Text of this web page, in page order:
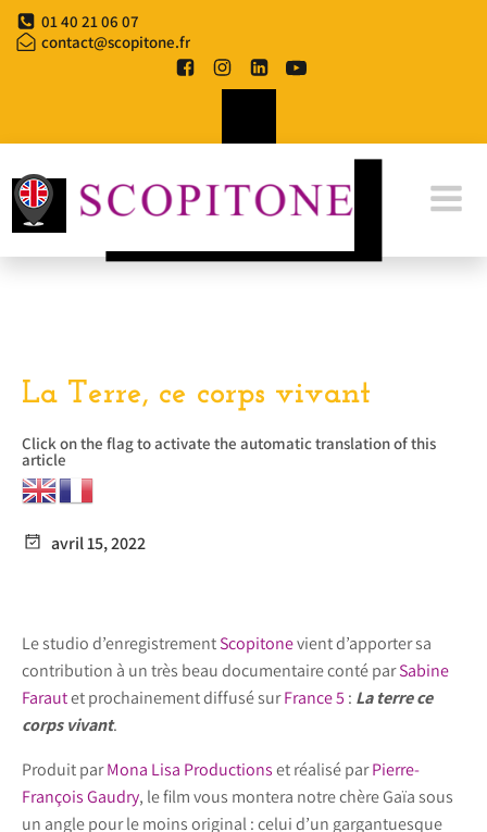
contenu
01 40 21 06 07
contact@scopitone.fr
La Terre, ce corps vivant
Click on the flag to activate the automatic translation of this
article
avril 15, 2022
Le studio d’enregistrementScopitonevient d’apporter sa
contribution à un très beau documentaire conté parSabine
Farautet prochainement diffusé surFrance 5 : La terre ce
corps vivant.
Produit parMona Lisa Productionset réalisé parPierre-
François Gaudry, le film vous montera notre chère Gaïa sous
un angle pour le moins original : celui d’un gargantuesque